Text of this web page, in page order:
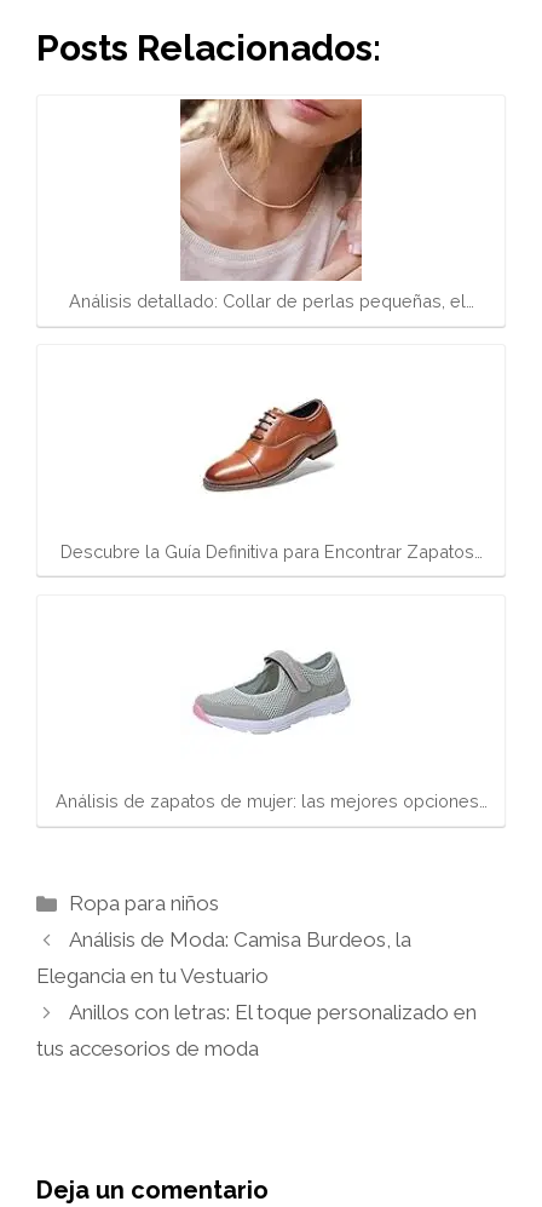
Posts Relacionados:
Análisis detallado: Collar de perlas pequeñas, el…
Descubre la Guía Definitiva para Encontrar Zapatos…
Análisis de zapatos de mujer: las mejores opciones…
Categorías
Ropa para niños
Análisis de Moda: Camisa Burdeos, la
Elegancia en tu Vestuario
Anillos con letras: El toque personalizado en
tus accesorios de moda
Deja un comentario